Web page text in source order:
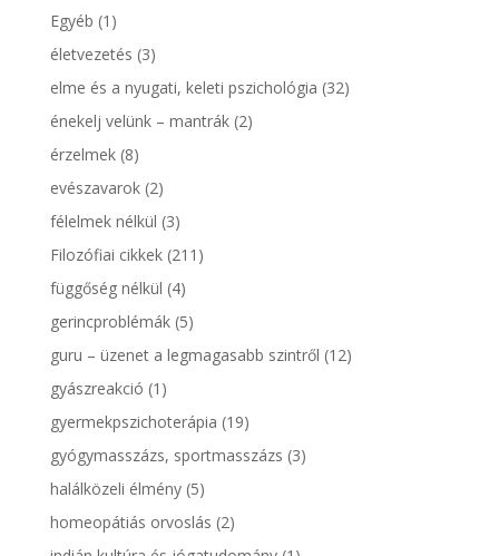
Egyéb (1)
életvezetés (3)
elme és a nyugati, keleti pszichológia (32)
énekelj velünk – mantrák(2)
érzelmek(8)
evészavarok(2)
félelmek nélkül (3)
Filozófiai cikkek(211)
függőség nélkül (4)
gerincproblémák(5)
guru – üzenet a legmagasabb szintről (12)
gyászreakció (1)
gyermekpszichoterápia (19)
gyógymasszázs, sportmasszázs (3)
halálközeli élmény(5)
homeopátiás orvoslás (2)